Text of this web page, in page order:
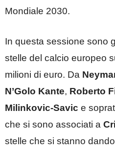
Mondiale 2030.
In questa sessione sono
stelle del calcio europeo
milioni di euro. Da
N’Golo Kante, Roberto
Milinkovic-Savic e
che si sono associati a
stelle che si stanno